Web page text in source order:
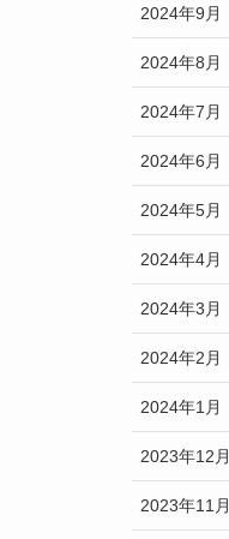
2024年9月
2024年8月
2024年7月
2024年6月
2024年5月
2024年4月
2024年3月
2024年2月
2024年1月
2023年12月
2023年11月